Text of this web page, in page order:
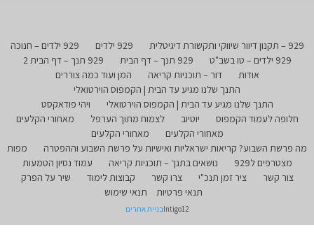
929 – תקנון דיוור שיווקי ותקשורת דיגיטלית 929 ילדים
929 ילדים – חנוכה
929 ילדים – טו בשב"ט
929 תנך – דף הבית
929 תנך – דף הבית 2
אודות
דור – תוכניות קריאה
המן ועוד כמה צוררים
התנך שלנו מגיע עד הבית | הקמפוס הוירטואלי
התנך שלנו מגיע עד הבית | הקמפוס הוירטואלי
ויהי פודאקסט
חלופה לעמוד הקמפוס
יוטיוב לצמוח מתוך הערפל
מאחורי הקלעים
מאחורי הקלעים
מאחורי הקלעים
מה פרשת השבוע? קריאות ישראליות ואישיות על פרשת השבוע וההפטרה
מפות
מצטרפים ל929
נושאים בתנך – תוכניות קריאה
עמוד נסיון הטמעות
צור קשר
ציר זמן תנכ"י צרו קשר קבוצות לימוד
שיר על הפרק
תנאי פרטיות
תנאי שימוש
Intigo12בניית אתרים